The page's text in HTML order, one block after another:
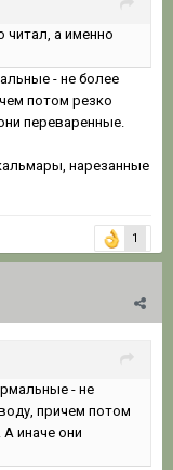
читал, а именно
- не более
потом резко
переваренные.
нарезанные
1
- не
причем потом
иначе они